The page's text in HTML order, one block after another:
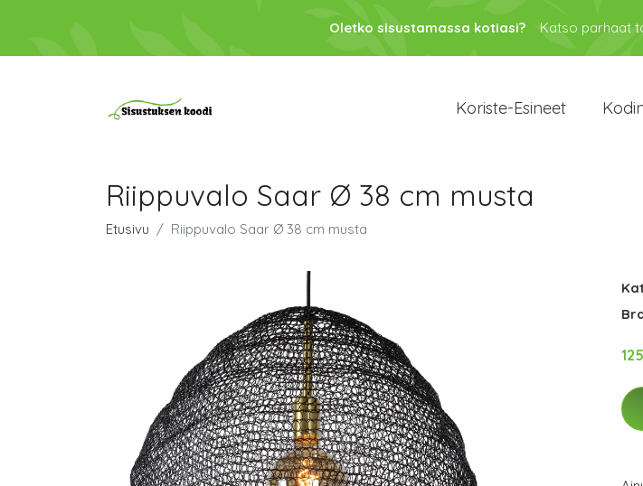
Oletko sisustamassa kotiasi? Katso parhaat
Koriste-Esineet
Riippuvalo Saar Ø 38 cm musta
Etusivu Riippuvalo Saar Ø 38 cm musta